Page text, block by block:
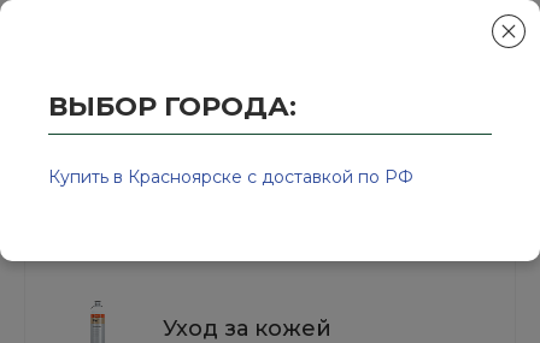
Колор-Авто - магазин лакокрасочной продукции и
Средства ухода за поверхностями
Уход за кожей
ВЫБОР ГОРОДА:
Купить в Красноярске с доставкой по РФ